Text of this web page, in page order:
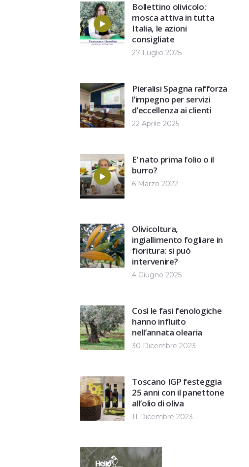
Bollettino olivicolo:
mosca attiva in tutta
Italia, le azioni
consigliate
27 Luglio 2025
Pieralisi Spagna rafforza
l’impegno per servizi
d’eccellenza ai clienti
22 Aprile 2025
E’ nato prima l’olio o il
burro?
6 Marzo 2022
Olivicoltura,
ingiallimento fogliare in
fioritura: si può
intervenire?
4 Giugno 2025
Così le fasi fenologiche
hanno influito
nell’annata olearia
30 Dicembre 2023
Toscano IGP festeggia
25 anni con il panettone
all’olio di oliva
11 Dicembre 2023